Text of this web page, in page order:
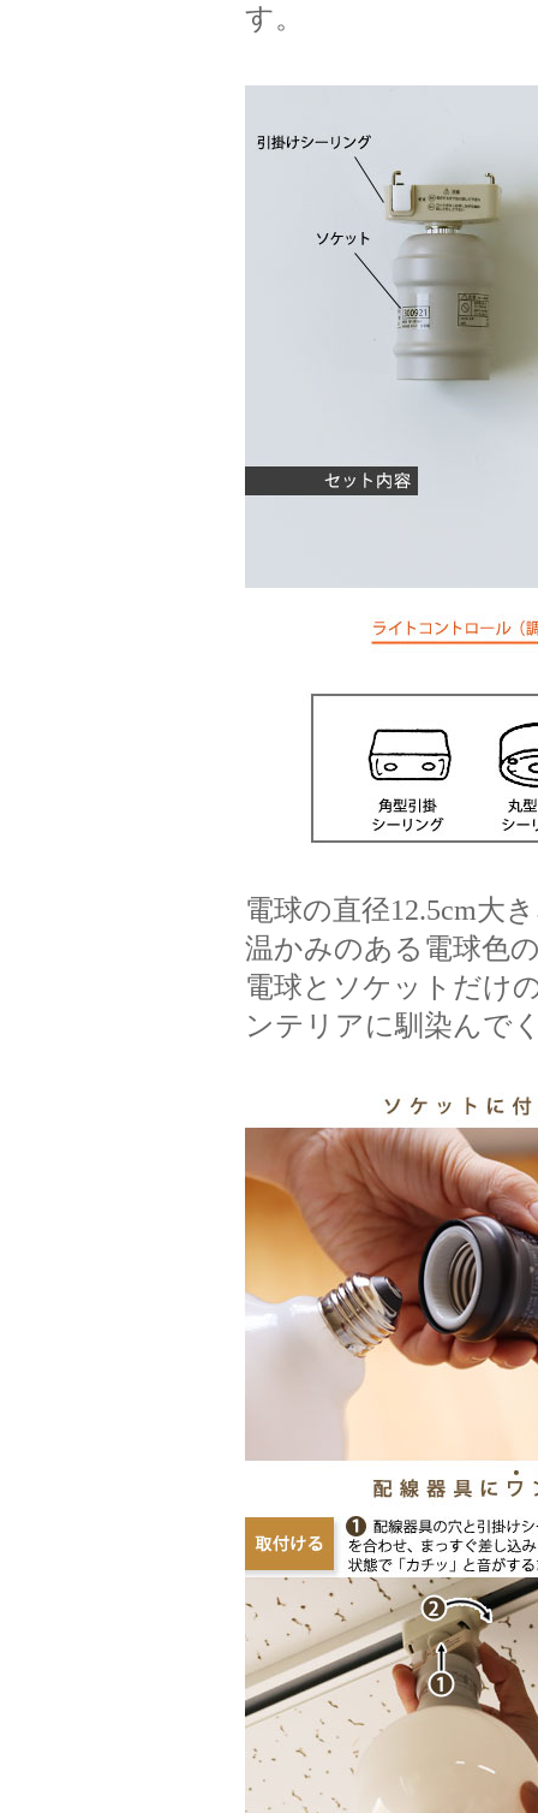
す。
電球の直径12.5cm大
温かみのある電球色
電球とソケットだけ
ンテリアに馴染んで